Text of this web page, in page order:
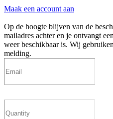
Maak een account aan
Op de hoogte blijven van de
mailadres achter en je ontvangt
weer beschikbaar is. Wij
melding.